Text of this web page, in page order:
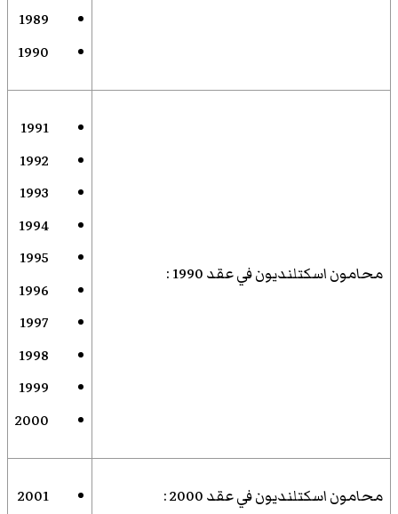
1989
1990
محامون اسكتلنديون في عقد 1990 :
1991
1992
1993
1994
1995
1996
1997
1998
1999
2000
محامون اسكتلنديون في عقد 2000 :
2001